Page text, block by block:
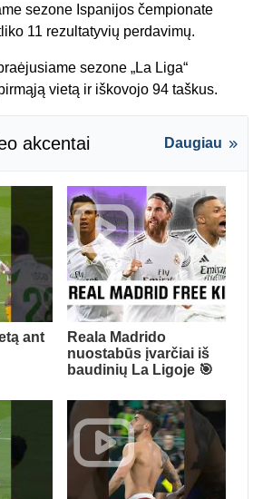
sezone Ispanijos čempionate
11 rezultatyvių perdavimų.
sezone „La Liga“
vietą ir iškovojo 94 taškus.
akcentai Daugiau
ant
Reala Madrido
nuostabūs įvarčiai iš
baudinių La Ligoje 🎯